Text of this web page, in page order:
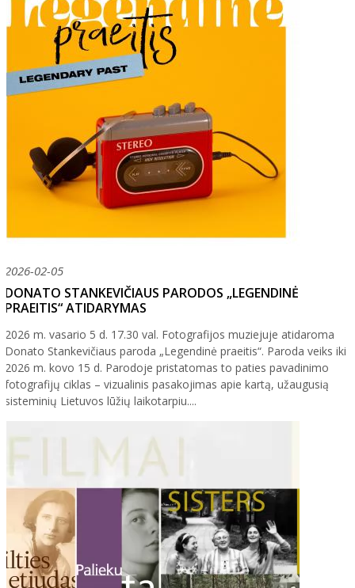
2026-02-05
DONATO STANKEVIČIAUS PARODOS „LEGENDINĖ
PRAEITIS“ ATIDARYMAS
2026 m. vasario 5 d. 17.30 val. Fotografijos muziejuje atidaroma
Donato Stankevičiaus paroda „Legendinė praeitis“. Paroda veiks iki
2026 m. kovo 15 d. Parodoje pristatomas to paties pavadinimo
fotografijų ciklas – vizualinis pasakojimas apie kartą, užaugusią
sisteminių Lietuvos lūžių laikotarpiu....